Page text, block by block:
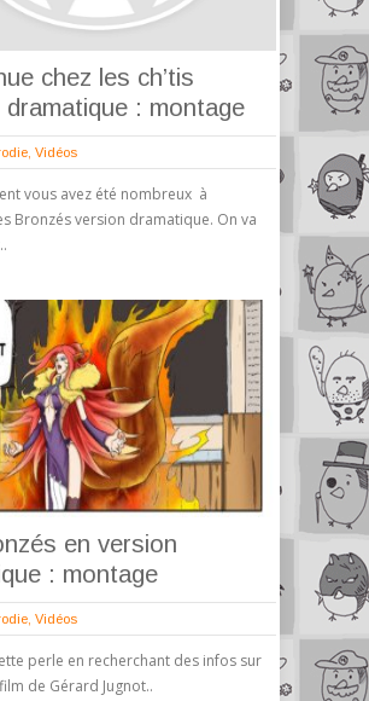
chez les ch’tis
dramatique : montage
Vidéos
vous avez été nombreux à
Bronzés version dramatique. On va
en version
: montage
Vidéos
perle en recherchant des infos sur
de Gérard Jugnot..